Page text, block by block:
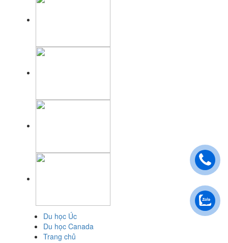
Du học Úc
Du học Canada
Trang chủ